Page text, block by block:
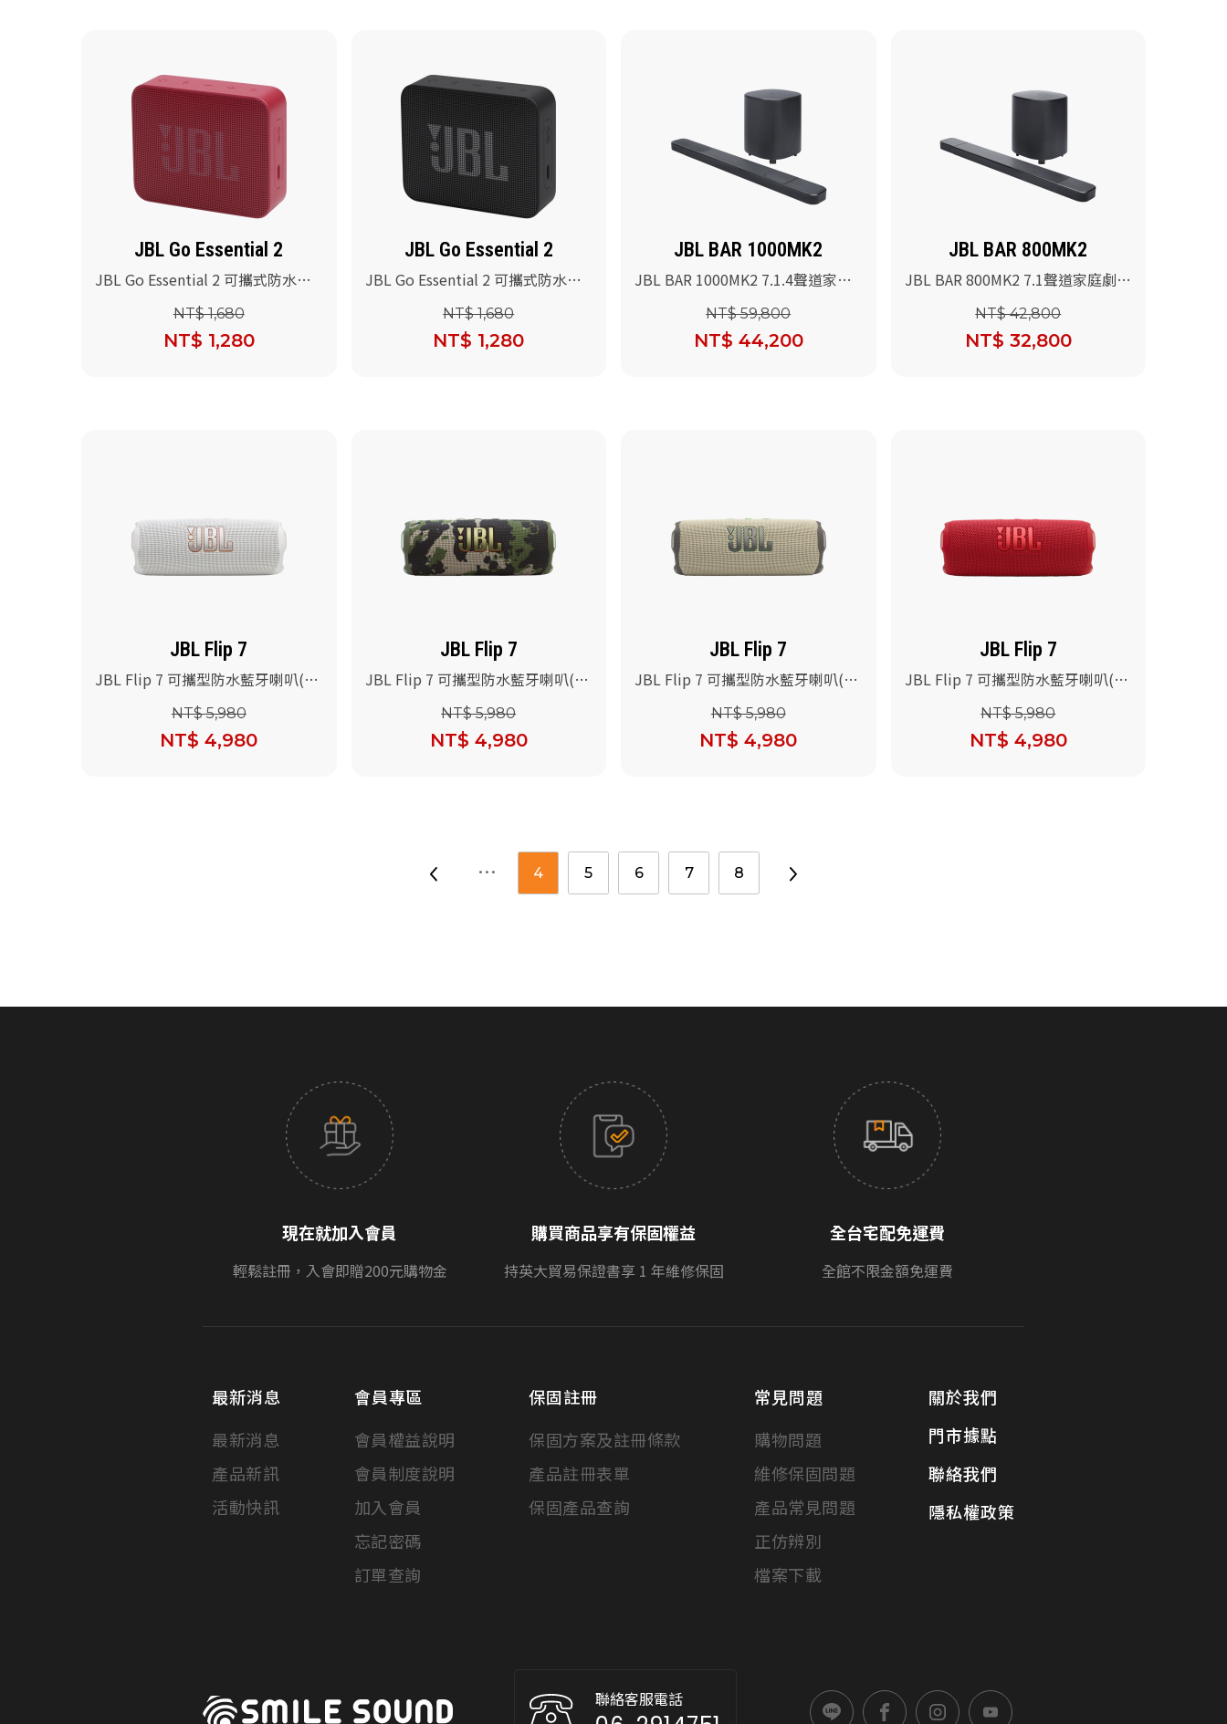
JBL Go Essential 2
JBL Go Essential 2 可攜式防水喇
NT$ 1,680
NT$ 1,280
JBL Go Essential 2
JBL Go Essential 2 可攜式防水喇
NT$ 1,680
NT$ 1,280
JBL BAR 1000MK2
JBL BAR 1000MK2 7.1.4聲道家庭
NT$ 59,800
NT$ 44,200
JBL BAR 800MK2
JBL BAR 800MK2 7.1聲道家庭劇院
NT$ 42,800
NT$ 32,800
JBL Flip 7
JBL Flip 7 可攜型防水藍牙喇叭(白
NT$ 5,980
NT$ 4,980
JBL Flip 7
JBL Flip 7 可攜型防水藍牙喇叭(迷
NT$ 5,980
NT$ 4,980
JBL Flip 7
JBL Flip 7 可攜型防水藍牙喇叭(沙
NT$ 5,980
NT$ 4,980
JBL Flip 7
JBL Flip 7 可攜型防水藍牙喇叭(紅
NT$ 5,980
NT$ 4,980
... 4 5 6 7 8
現在就加入會員
輕鬆註冊，入會即贈200元購物金
購買商品享有保固權益
持英大貿易保證書享 1 年維修保固
全台宅配免運費
全館不限金額免運費
最新消息
最新消息
產品新訊
活動快訊
會員專區
會員權益說明
會員制度說明
加入會員
忘記密碼
訂單查詢
保固註冊
保固方案及註冊條款
產品註冊表單
保固產品查詢
常見問題
購物問題
維修保固問題
產品常見問題
正仿辨別
檔案下載
關於我們
門市據點
聯絡我們
隱私權政策
聯絡客服電話